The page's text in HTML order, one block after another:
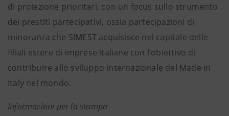
di proiezione prioritari, con un focus sullo strumento
dei prestiti partecipativi, ossia partecipazioni di
minoranza che SIMEST acquisisce nel capitale delle
filiali estere di imprese italiane con l’obiettivo di
contribuire allo sviluppo internazionale del Made in
Italy nel mondo.
Informazioni per la stampa